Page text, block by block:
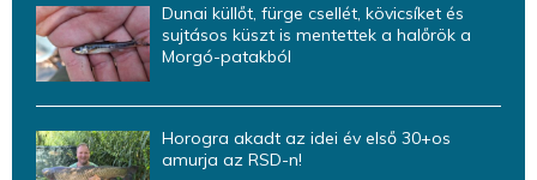
Dunai küllőt, fürge csellét, kövicsíket és
sujtásos küszt is mentettek a halőrök a
Morgó-patakból
Horogra akadt az idei év első 30+os
amurja az RSD-n!